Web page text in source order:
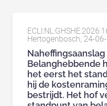
Hertogenbosch, 24-
Belanghebbende
het eerst het
hij de
bestrijdt. Het hof